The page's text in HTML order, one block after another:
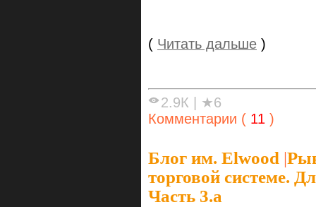
( Читать дальше )
2.9К
★6
Комментарии ( 11 )
Блог им. Elwood |
торговой системе.
Часть 3.а